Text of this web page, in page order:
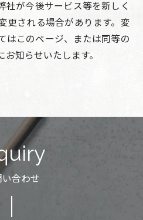
社が今後サービス等を新しく
更される場合があります。変
はこのページ、または同等の
知らせいたします。
い合わせ